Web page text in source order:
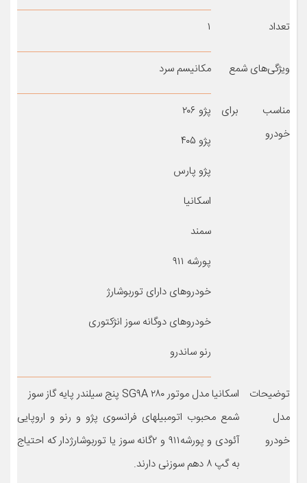
تعداد ۱
ویژگی‌های شمع مکانیسم سرد
مناسب برای
خودرو
پژو ۲۰۶
پژو ۴۰۵
پژو پارس
اسکانیا
سمند
پورشه ۹۱۱
خودروهای دارای توربوشارژ
خودروهای دوگانه سوز انژکتوری
رنو ساندرو
توضیحات
مدل
خودرو
اسکانیا مدل موتور SG۹A ۲۸۰ پنج سیلندر پایه گاز سوز
شمع محبوب اتومبیلهای فرانسوی پژو و رنو و اروپایی
آئودی و پورشه۹۱۱ و ۲گانه سوز یا توربوشارژدار که احتیاج
به گپ ۸ دهم سوزنی دارند.